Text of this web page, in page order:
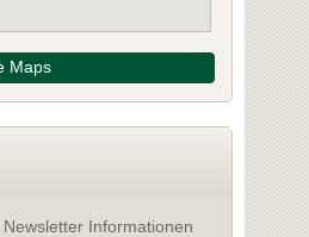
Maps
Informationen